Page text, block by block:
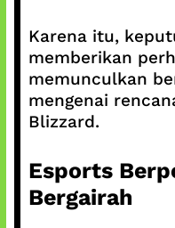
Karena itu,
memberikan
memunculkan
mengenai
Blizzard.
Esports
Bergairah